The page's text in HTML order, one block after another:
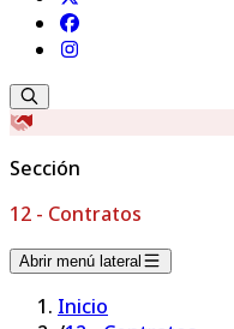
Sección
12 - Contratos
Abrir menú lateral
Inicio